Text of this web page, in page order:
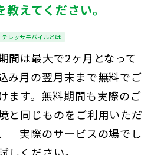
えてください。
テレッサモバイルとは
間は最大で2ヶ月となって
み月の翌月末まで無料でご
ます。無料期間も実際のご
と同じものをご利用いただ
実際のサービスの場でし
しください。